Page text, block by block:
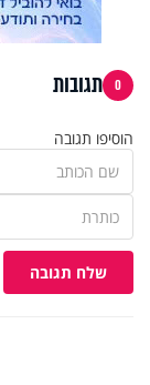
0 תגובות
הוסיפו תגובה
שלח תגובה